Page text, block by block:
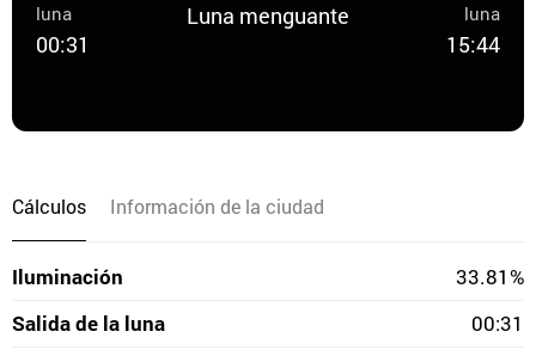
luna
00:31
Luna menguante
luna
15:44
Cálculos Información de la ciudad
Iluminación
33.81%
Salida de la luna
00:31